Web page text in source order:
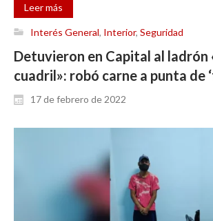
Leer más
Interés General, Interior, Seguridad
Detuvieron en Capital al ladrón
cuadril»: robó carne a punta de
17 de febrero de 2022